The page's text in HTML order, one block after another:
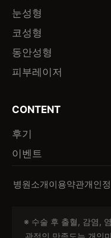
눈성형
코성형
동안성형
피부레이저
CONTENT
후기
이벤트
병원소개이용약관개인
※ 수술 후 출혈, 감염,
관적인 만족도는 개인